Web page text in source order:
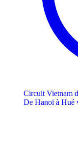
Circuit Vietnam
De Hanoï à Hué